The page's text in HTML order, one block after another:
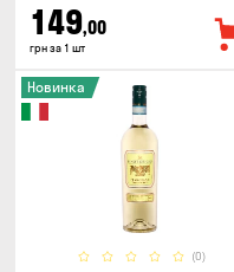
149,00
грн за 1 шт
(0)
Новинка